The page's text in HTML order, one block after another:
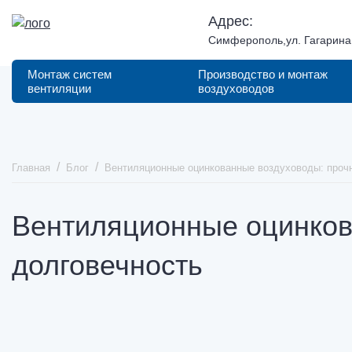
Адрес:
Симферополь,ул.
Монтаж систем
вентиляции
Производство и монтаж
воздуховодов
Главная Блог Вентиляционные оцинкованные воздуховоды:
Вентиляционные
долговечность